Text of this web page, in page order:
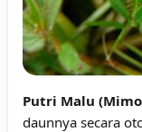
Putri Malu
daunnya secara